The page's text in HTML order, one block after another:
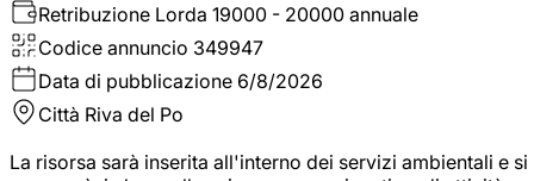
Retribuzione Lorda 19000 - 20000 annuale
Codice annuncio 349947
Data di pubblicazione 6/8/2026
Città Riva del Po
La risorsa sarà inserita all'interno dei servizi ambientali e si